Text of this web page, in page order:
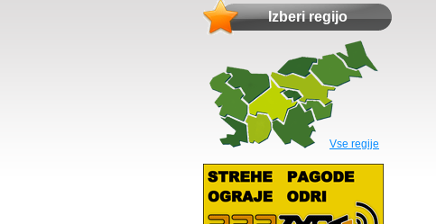
Izberi regijo
Vse regije